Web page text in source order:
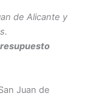
de Alicante y
Juan de